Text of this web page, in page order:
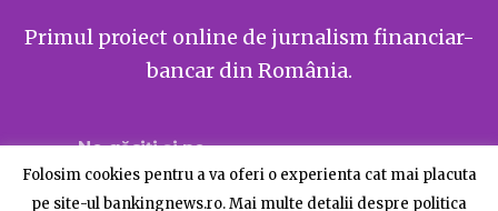
Primul proiect online de jurnalism financiar-
bancar din România.
Ne găsiți și pe
Folosim cookies pentru a va oferi o experienta cat mai placuta
pe site-ul bankingnews.ro. Mai multe detalii despre politica